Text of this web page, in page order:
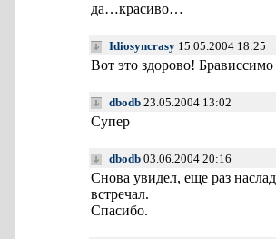
да…красиво…
Idiosyncrasy 15.05.2004 18:25
Вот это здорово! Брависсимо
dbodb 23.05.2004 13:02
Супер
dbodb 03.06.2004 20:16
Снова увидел, еще раз
встречал.
Спасибо.